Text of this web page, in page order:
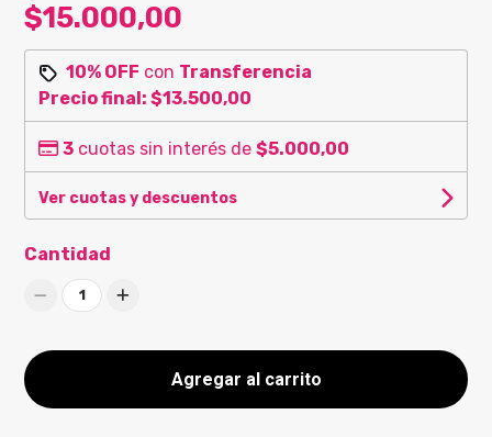
$15.000,00
10% OFF con Transferencia
Precio final:$13.500,00
3 cuotas sin interés de$5.000,00
Ver cuotas y descuentos
Cantidad
1
Agregar al carrito